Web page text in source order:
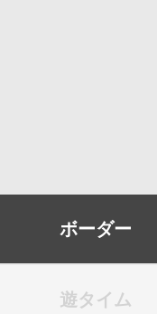
ボーダー
遊タイム